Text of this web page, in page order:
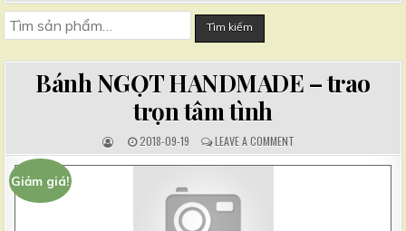
Tìm
kiếm:
Tìm kiếm
Bánh NGỌT HANDMADE – trao
trọn tâm tình
A
U
T
P
U
B
2018-09-19 C
O
M
N
T
LEAVE A COMMENT
Giảm giá!